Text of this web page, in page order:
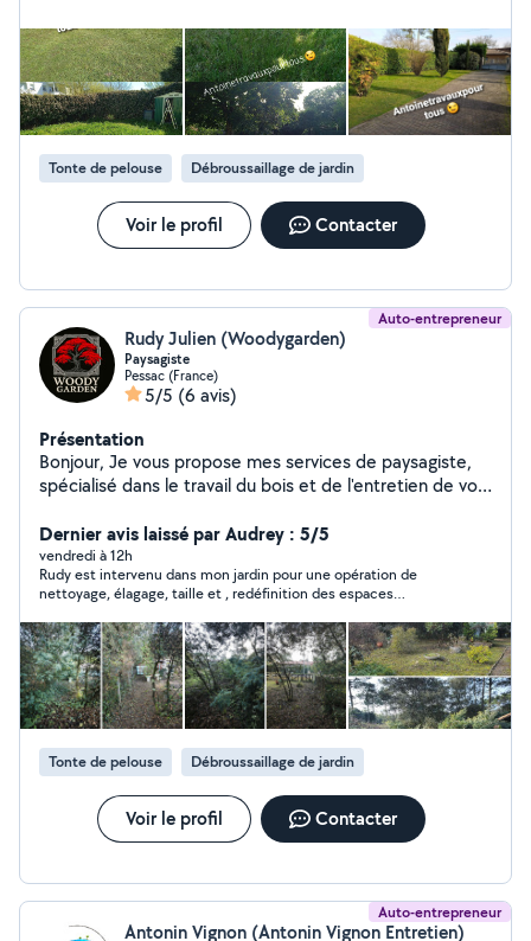
Allô Voisins Vous pouvez aussi nous contacter par
téléphone ou par sms du lundi au vendredi de neuf
heure à dix-huit heure. Vous trouverez sous le profil le
numéro de téléphone. A très bientôt ! Cordialement,
Antoinetravauxpourtous. *Tous nos devis sont gratuits !
Nouvelle possibilité de paiement en plusieurs fois sans
frais ! »
Tonte de pelouse Débroussaillage de jardin
Voir le profil Contacter
Auto-entrepreneur
Rudy Julien (Woodygarden)
Paysagiste
Pessac (France)
5/5 (6 avis)
Présentation
Bonjour, Je vous propose mes services de paysagiste,
spécialisé dans le travail du bois et de l'entretien de vos
d'expérience, je saurai répondre a vos attentes
Dernier avis laissé par Audrey : 5/5
vendredi à 12h
Rudy est intervenu dans mon jardin pour une opération de
nettoyage, élagage, taille et , redéfinition des espaces
échanges, fiable et très ponctuel. Il possède l’outillage adapté
aux travaux qui étaient prévus, il est sympathique très à
l’écoute et de bon conseil. le résultat est tout à fait conforme à
ce que je souhaitais. Son tarif est tout à fait conforme au prix
du marché. Je le recommande et referai appel à lui sans
hésiter.
Tonte de pelouse
Débroussaillage de jardin
Voir le profil Contacter
Auto-entrepreneur
Antonin Vignon (Antonin Vignon Entretien)